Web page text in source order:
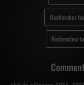
Recherchez
Recherchez